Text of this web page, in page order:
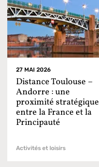
27 MAI 2026
Distance Toulouse –
Andorre : une
proximité stratégique
entre la France et la
Principauté
Activités et loisirs